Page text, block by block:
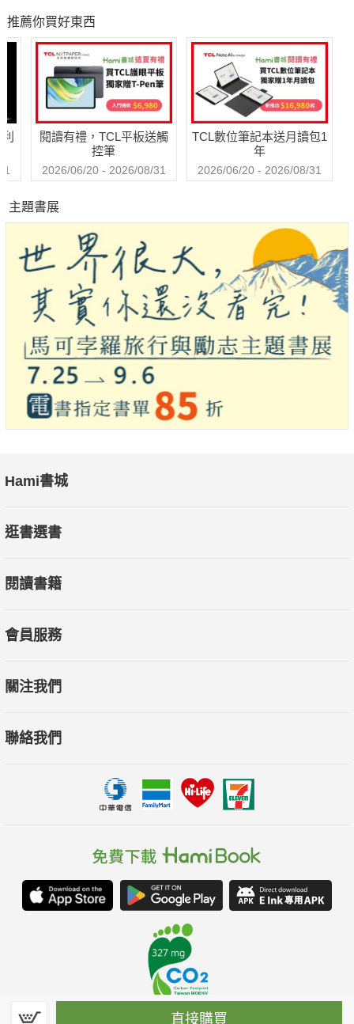
推薦你買好東西
閱讀有禮，TCL平板送觸
控筆
2026/06/20 - 2026/08/31
TCL數位筆記本送月讀包1
年
2026/06/20 - 2026/08/31
直接購買
主題書展
Hami書城
逛書選書
閱讀書籍
會員服務
關注我們
聯絡我們